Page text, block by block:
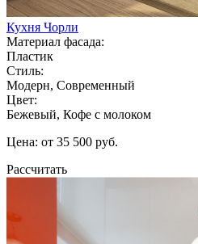
Кухня Чорли
Материал фасада:
Пластик
Стиль:
Модерн, Современный
Цвет:
Бежевый, Кофе с молоком
Цена: от 35 500 руб.
Рассчитать